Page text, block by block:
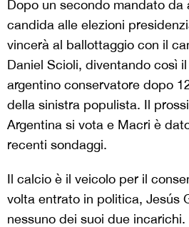
Dopo un secondo mandato da
candida alle elezioni
vincerà al ballottaggio con il
Daniel Scioli, diventando così
argentino conservatore dopo
della sinistra populista. Il
Argentina si vota e Macri è
recenti sondaggi.
Il calcio è il veicolo per il
volta entrato in politica, Jesús
nessuno dei suoi due